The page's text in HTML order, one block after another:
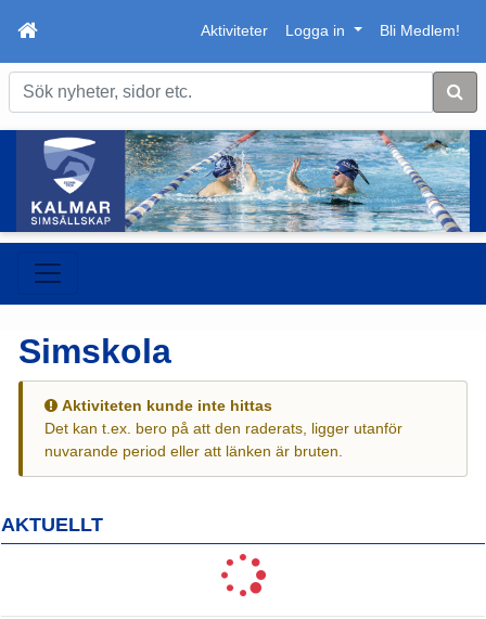
Aktiviteter Logga in Bli Medlem!
Sök
AKTUELLT
Simskola
Aktiviteten kunde inte hittas
Det kan t.ex. bero på att den raderats, ligger utanför
nuvarande period eller att länken är bruten.